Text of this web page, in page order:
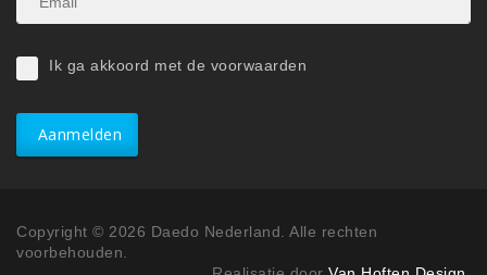
Ik ga akkoord met de voorwaarden
Aanmelden
Copyright © 2026 Daedo Nederland. Alle rechten
voorbehouden.